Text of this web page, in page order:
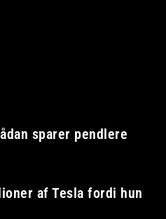
sparer pendlere
af Tesla fordi hun